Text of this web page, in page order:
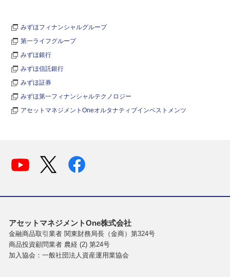
みずほフィナンシャルグループ
第一ライフグループ
みずほ銀行
みずほ信託銀行
みずほ証券
みずほ第一フィナンシャルテクノロジー
アセットマネジメントOneオルタナティブインベストメンツ
アセットマネジメントOne株式会社
金融商品取引業者 関東財務局長（金商）第324号
商品投資顧問業者 農経 (2) 第24号
加入協会：一般社団法人資産運用業協会